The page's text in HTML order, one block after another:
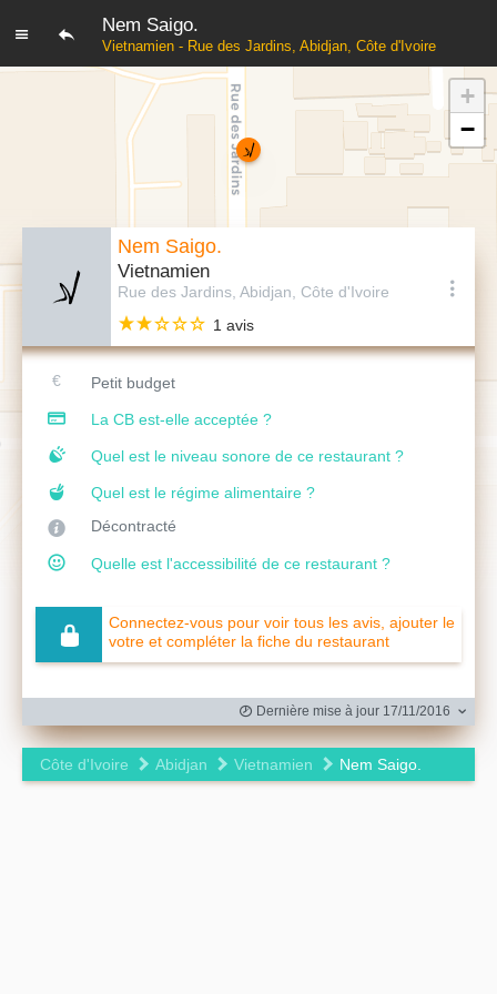
Nem Saigo.
Vietnamien - Rue des Jardins, Abidjan, Côte d'Ivoire
Nem Saigo.
Vietnamien
Rue des Jardins, Abidjan, Côte d'Ivoire
1 avis
Petit budget
La CB est-elle acceptée ?
Quel est le niveau sonore de ce restaurant ?
Quel est le régime alimentaire ?
Décontracté
Quelle est l'accessibilité de ce restaurant ?
Connectez-vous pour voir tous les avis, ajouter le
votre et compléter la fiche du restaurant
Dernière mise à jour 17/11/2016
Côte d'Ivoire Abidjan Vietnamien Nem Saigo.
+
−